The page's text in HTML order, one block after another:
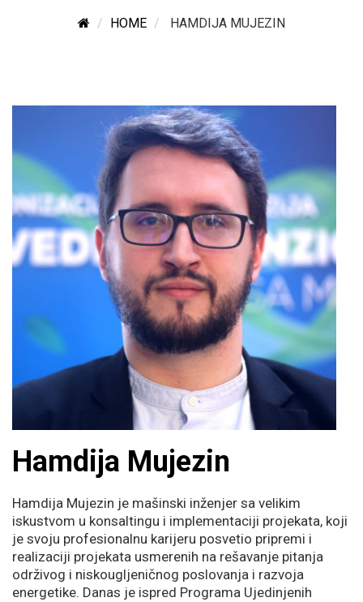
HOME HAMDIJA MUJEZIN
Hamdija Mujezin
Hamdija Mujezin je mašinski inženjer sa velikim
iskustvom u konsaltingu i implementaciji projekata, koji
je svoju profesionalnu karijeru posvetio pripremi i
realizaciji projekata usmerenih na rešavanje pitanja
održivog i niskougljeničnog poslovanja i razvoja
energetike. Danas je ispred Programa Ujedinjenih